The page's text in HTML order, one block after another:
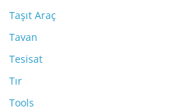
Taşıt Araç
Tavan
Tesisat
Tır
Tools